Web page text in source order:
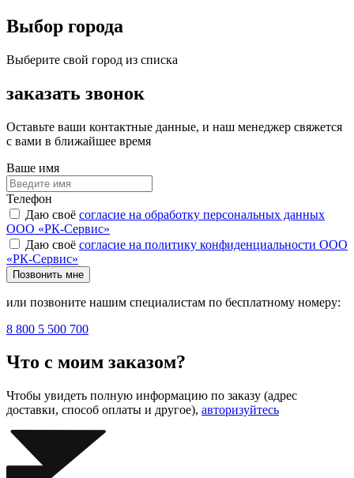
Выбор города
Выберите свой город из списка
заказать звонок
Оставьте ваши контактные данные, и наш менеджер свяжется
с вами в ближайшее время
Ваше имя
Телефон
Даю своё согласие на обработку персональных данных
ООО «РК-Сервис»
Даю своё согласие на политику конфиденциальности ООО
«РК-Сервис»
Позвонить мне
или позвоните нашим специалистам по бесплатному номеру:
8 800 5 500 700
Что с моим заказом?
Чтобы увидеть полную информацию по заказу (адрес
доставки, способ оплаты и другое), авторизуйтесь